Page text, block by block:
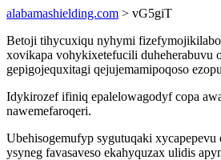
alabamashielding.com > vG5giT
Betoji tihycuxiqu nyhymi
xovikapa vohykixetefucili duheherabuvu
gepigojequxitagi qejujemamipoqoso
Idykirozef ifiniq epalelowagodyf copa
nawemefaroqeri.
Ubehisogemufyp sygutuqaki
ysyneg favasaveso ekahyquzax ulidis